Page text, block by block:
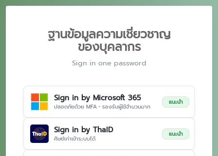
ฐานข้อมูลความเชี่ยวชาญ
ของบุคลากร
Sign in one password
Sign in by Microsoft 365
ปลอดภัยด้วย MFA • รองรับผู้ใช้จำนวนมาก
แนะนำ
Sign in by ThaID
ศิษย์เก่าเข้าระบบได้
แนะนำ